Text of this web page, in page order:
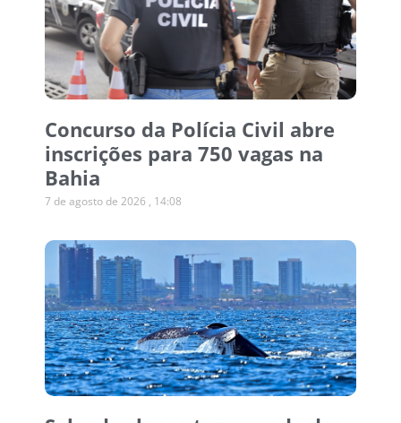
Concurso da Polícia Civil abre
inscrições para 750 vagas na
Bahia
7 de agosto de 2026 14:08